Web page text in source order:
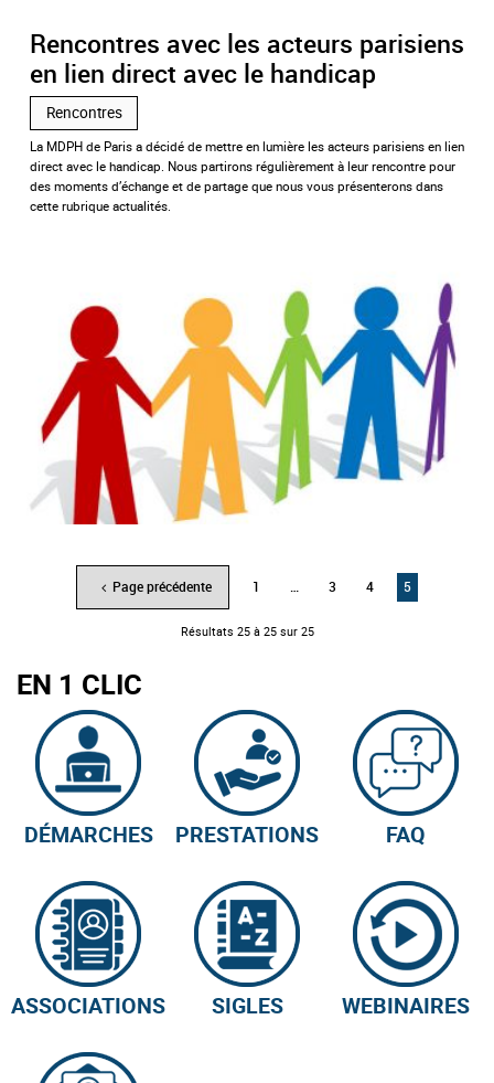
Rencontres avec les acteurs parisiens
en lien direct avec le handicap
Rencontres
La MDPH de Paris a décidé de mettre en lumière les acteurs parisiens en lien
direct avec le handicap. Nous partirons régulièrement à leur rencontre pour
des moments d’échange et de partage que nous vous présenterons dans
cette rubrique actualités.
Navigation
des
Page précédente Page
1 … Page
3 Page
4 Page
5
Résultats 25 à 25 sur 25
EN 1 CLIC
DÉMARCHES PRESTATIONS FAQ
ASSOCIATIONS SIGLES WEBINAIRES